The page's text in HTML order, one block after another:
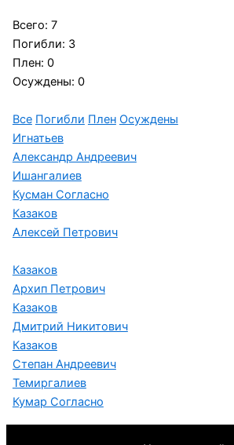
Всего: 7
Погибли: 3
Плен: 0
Осуждены: 0
Все Погибли Плен Осуждены
Игнатьев
Александр Андреевич
Ишангалиев
Кусман Согласно
Казаков
Алексей Петрович
Казаков
Архип Петрович
Казаков
Дмитрий Никитович
Казаков
Степан Андреевич
Темиргалиев
Кумар Согласно